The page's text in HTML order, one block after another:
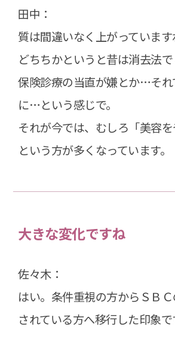
田中：
質は間違いなく上がっています
どちちかというと昔は消去法で
保険診療の当直が嫌とか…そ
に…という感じで。
それが今では、むしろ「美容を
という方が多くなっています。
大きな変化ですね
佐々木：
はい。条件重視の方からＳＢ
されている方へ移行した印象で